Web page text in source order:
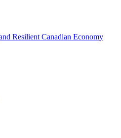
Resilient Canadian Economy